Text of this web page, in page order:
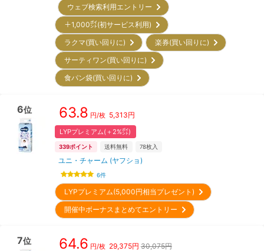
ウェブ検索利用エントリー
＋1,000㌽(初サービス利用)
ラクマ(買い回りに)
楽券(買い回りに)
サーティワン(買い回りに)
食パン袋(買い回りに)
6位 63.8 円/枚 5,313円
LYPプレミアム(＋2%㌽)
339ポイント 送料無料 78枚入
ユニ・チャーム (ヤフショ)
6件
LYPプレミアム(5,000円相当プレゼント)
開催中ボーナスまとめてエントリー
7位 64.6 円/枚 29,375円 30,075円